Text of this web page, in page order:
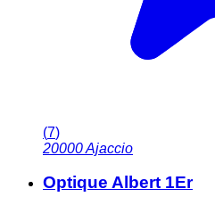
(7)
20000Ajaccio
Optique Albert 1Er